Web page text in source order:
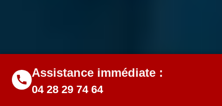
Assistance immédiate :
04 28 29 74 64